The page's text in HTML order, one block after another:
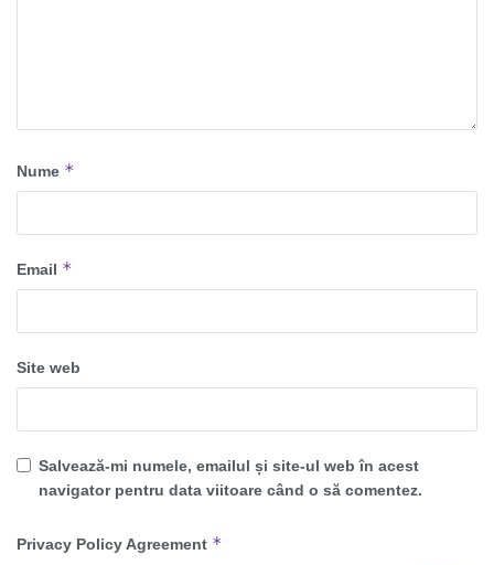
Nume *
Email *
Site web
Salvează-mi numele, emailul și site-ul web în acest
navigator pentru data viitoare când o să comentez.
Privacy Policy Agreement *